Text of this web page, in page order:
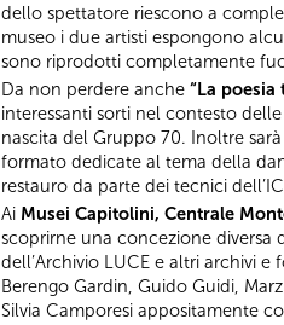
dello spettatore riescono a
museo i due artisti espongono
sono riprodotti completamente
Da non perdere anche “La
interessanti sorti nel contesto
nascita del Gruppo 70. Inoltre
formato dedicate al tema della
restauro da parte dei tecnici
Ai Musei Capitolini, Centrale
scoprirne una concezione diversa
dell’Archivio LUCE e altri archivi
Berengo Gardin, Guido Guidi,
Silvia Camporesi appositamente